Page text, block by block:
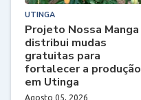
UTINGA
Projeto Nossa Manga
distribui mudas
gratuitas para
fortalecer a produção
em Utinga
Agosto 05, 2026